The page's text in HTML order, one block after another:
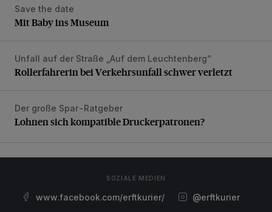
Mit Baby ins Museum
Save the date
Mit Baby ins Museum
Rollerfahrerin bei Verkehrsunfall schwer verletzt
Unfall auf der Straße „Auf dem Leuchtenberg“
Rollerfahrerin bei Verkehrsunfall schwer verletzt
Lohnen sich kompatible Druckerpatronen?
Der große Spar-Ratgeber
Lohnen sich kompatible Druckerpatronen?
SOZIALE MEDIEN
www.facebook.com/erftkurier/ @erftkurier